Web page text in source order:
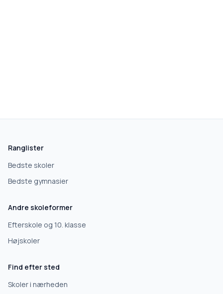
Ranglister
Bedste skoler
Bedste gymnasier
Andre skoleformer
Efterskole og 10. klasse
Højskoler
Find efter sted
Skoler i nærheden